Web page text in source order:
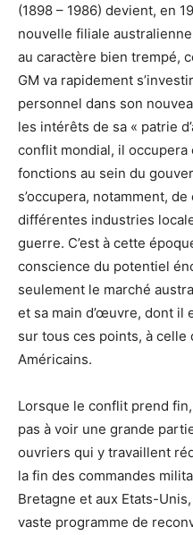
(1898 – 1986) devient, en
nouvelle filiale
au caractère bien trempé,
GM va rapidement
personnel dans son
les intérêts de sa « patrie
conflit mondial, il
fonctions au sein du
s’occupera, notamment,
différentes industries
guerre. C’est à cette
conscience du potentiel
seulement le marché
et sa main d’œuvre, dont il
sur tous ces points, à celle
Américains.
Lorsque le conflit prend
pas à voir une grande
ouvriers qui y travaillent
la fin des commandes
Bretagne et aux Etats-
vaste programme de